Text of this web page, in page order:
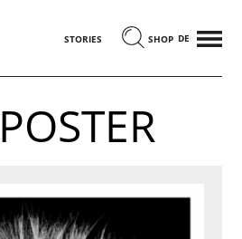
STORIES SHOP DEUTSCH
MENÜ
POSTER